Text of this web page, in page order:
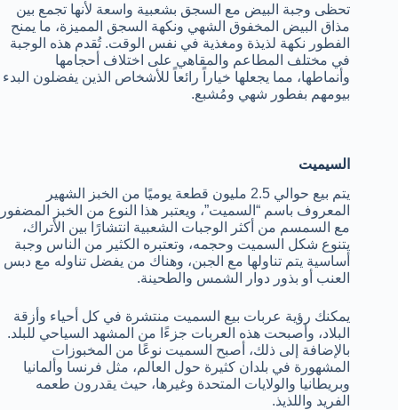
تحظى وجبة البيض مع السجق بشعبية واسعة لأنها تجمع بين
مذاق البيض المخفوق الشهي ونكهة السجق المميزة، ما يمنح
الفطور نكهة لذيذة ومغذية في نفس الوقت. تُقدم هذه الوجبة
في مختلف المطاعم والمقاهي على اختلاف أحجامها
وأنماطها، مما يجعلها خياراً رائعاً للأشخاص الذين يفضلون البدء
بيومهم بفطور شهي ومُشبع.
السيميت
يتم بيع حوالي 2.5 مليون قطعة يوميًا من الخبز الشهير
المعروف باسم “السميت”، ويعتبر هذا النوع من الخبز المضفور
مع السمسم من أكثر الوجبات الشعبية انتشارًا بين الأتراك،
يتنوع شكل السميت وحجمه، وتعتبره الكثير من الناس وجبة
أساسية يتم تناولها مع الجبن، وهناك من يفضل تناوله مع دبس
العنب أو بذور دوار الشمس والطحينة.
يمكنك رؤية عربات بيع السميت منتشرة في كل أحياء وأزقة
البلاد، وأصبحت هذه العربات جزءًا من المشهد السياحي للبلد.
بالإضافة إلى ذلك، أصبح السميت نوعًا من المخبوزات
المشهورة في بلدان كثيرة حول العالم، مثل فرنسا وألمانيا
وبريطانيا والولايات المتحدة وغيرها، حيث يقدرون طعمه
الفريد واللذيذ.